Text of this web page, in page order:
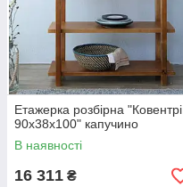
Етажерка розбірна "Ковентрі
90х38х100" капучино
В наявності
16 311 ₴